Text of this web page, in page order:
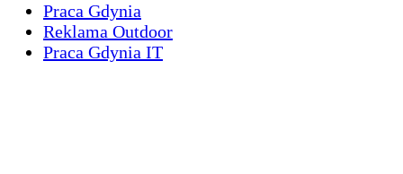
Praca Gdynia
Reklama Outdoor
Praca Gdynia IT